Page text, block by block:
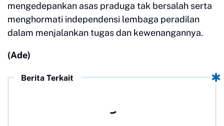
mengedepankan asas praduga tak bersalah serta
menghormati independensi lembaga peradilan
dalam menjalankan tugas dan kewenangannya.
(Ade)
Berita Terkait